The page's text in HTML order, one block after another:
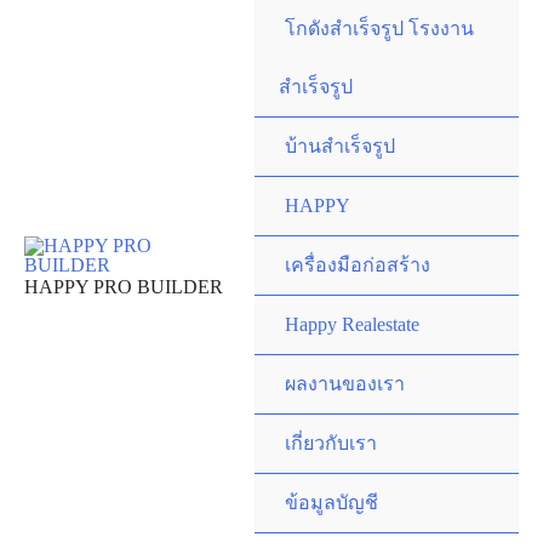
HAPPY PRO BUILDER
โกดังสำเร็จรูป โรงงาน
สำเร็จรูป
บ้านสำเร็จรูป
HAPPY
เครื่องมือก่อสร้าง
Happy Realestate
ผลงานของเรา
เกี่ยวกับเรา
ข้อมูลบัญชี